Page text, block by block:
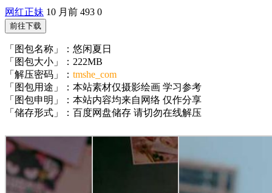
网红正妹 10 月前 493 0
前往下载
「图包名称」：悠闲夏日
「图包大小」：222MB
「解压密码」： tmshe_com
「图包用途」：本站素材仅摄影绘画 学习参考
「图包申明」：本站内容均来自网络 仅作分享
「储存形式」：百度网盘储存 请切勿在线解压